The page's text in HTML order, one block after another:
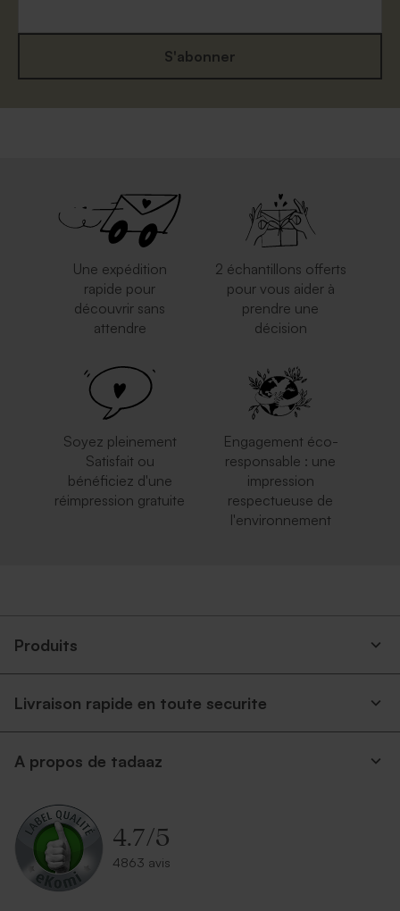
S'abonner
Une expédition
rapide pour
découvrir sans
attendre
2 échantillons offerts
pour vous aider à
prendre une
décision
Soyez pleinement
Satisfait ou
bénéficiez d'une
réimpression gratuite
Engagement éco-
responsable : une
impression
respectueuse de
l'environnement
Produits
Livraison rapide en toute securite
A propos de tadaaz
4.7/5
4863 avis